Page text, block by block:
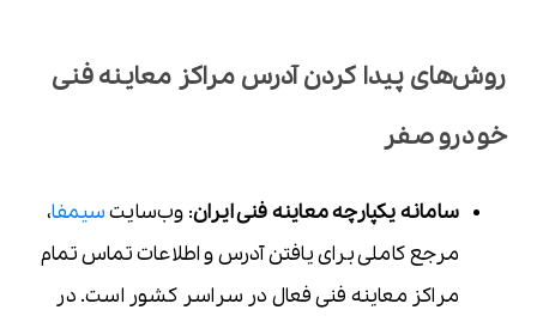
روش‌های پیدا کردن آدرس مراکز معاینه فنی
خودرو صفر
سامانه یکپارچه معاینه فنی ایران: وب‌سایتسیمفا،
مرجع کاملی برای یافتن آدرس و اطلاعات تماس تمام
مراکز معاینه فنی فعال در سراسر کشور است. در